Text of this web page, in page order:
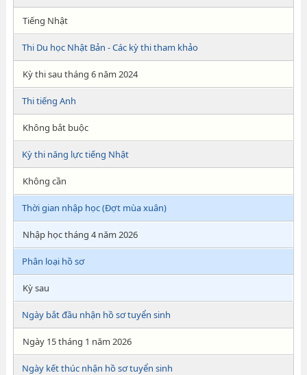
Tiếng Nhật
Thi Du học Nhật Bản - Các kỳ thi tham khảo
Kỳ thi sau tháng 6 năm 2024
Thi tiếng Anh
Không bắt buộc
Kỳ thi năng lực tiếng Nhật
Không cần
Thời gian nhập học (Đợt mùa xuân)
Nhập học tháng 4 năm 2026
Phân loại hồ sơ
Kỳ sau
Ngày bắt đầu nhận hồ sơ tuyển sinh
Ngày 15 tháng 1 năm 2026
Ngày kết thúc nhận hồ sơ tuyển sinh